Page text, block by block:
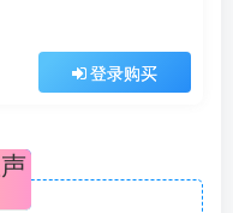
登录购买